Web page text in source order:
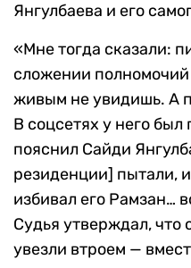
Янгулбаева и его
«Мне тогда сказали:
сложении
живым не увидишь. А
В соцсетях у него
пояснил Сайди
резиденции] пытали,
избивал его Рамзан…
Судья утверждал, что
увезли втроем —